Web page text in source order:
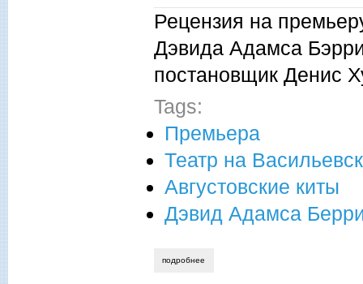
Рецензия на
Дэвида Адамса
постановщик Денис
Tags:
Премьера
Театр на
Августовские киты
Дэвид Адамса
подробнее